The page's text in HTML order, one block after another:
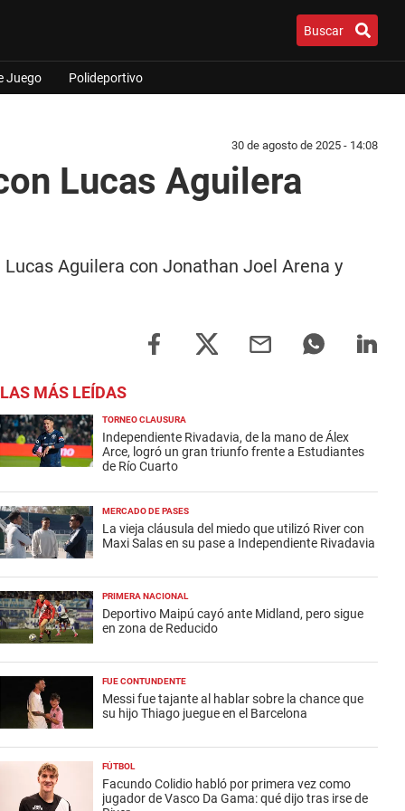
Buscar
Juego Polideportivo
30 de agosto de 2025 - 14:08
Lucas Aguilera
Aguilera con Jonathan Joel Arena y
LAS MÁS LEÍDAS
TORNEO CLAUSURA
Independiente Rivadavia, de la mano de Álex
Arce, logró un gran triunfo frente a Estudiantes
de Río Cuarto
MERCADO DE PASES
La vieja cláusula del miedo que utilizó River con
Maxi Salas en su pase a Independiente Rivadavia
PRIMERA NACIONAL
Deportivo Maipú cayó ante Midland, pero sigue
en zona de Reducido
FUE CONTUNDENTE
Messi fue tajante al hablar sobre la chance que
su hijo Thiago juegue en el Barcelona
FÚTBOL
Facundo Colidio habló por primera vez como
jugador de Vasco Da Gama: qué dijo tras irse de